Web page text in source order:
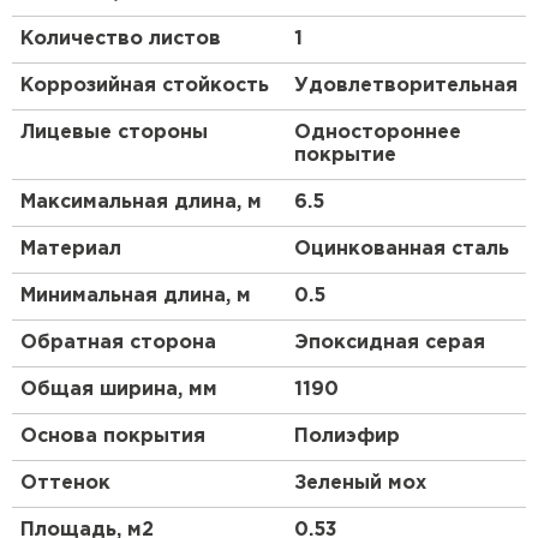
металлочерепицы и т. д. Покрытие не выгорает,
но его следует аккуратно эксплуатировать, так
как оно обладает умеренной стойкостью к
механическим нагрузкам. Температура
эксплуатации стали с покрытием Полиэстер не
должна быть более +80 градусов. Полиэстер:
высокое качество по приемлемой цене! Покрытие
своё качество. Мы предоставляем до 10 лет*
гарантии на сталь с указанным покрытием.
Преимущества:
Устойчивость к агрессивной среде, коррозии,
неприхотливость в эксплуатации.
Минимальное количество стыков и форма
Количество листов 1
Коррозийная стойкость Удовлетворительная
Лицевые стороны
Одностороннее
покрытие
Максимальная длина, м 6.5
Материал Оцинкованная сталь
Минимальная длина, м 0.5
Обратная сторона Эпоксидная серая
Общая ширина, мм 1190
Основа покрытия Полиэфир
Оттенок Зеленый мох
Площадь, м2 0.53